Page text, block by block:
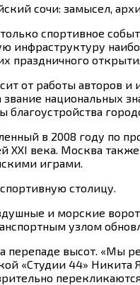
сочи: замысел,
спортивное
инфраструктуру
праздничного
от работы
национальных
в 2008 году по
XXI века. Москва
играми.
столицу.
и морские
узлом
перепаде высот. «Мы
«Студии 44»